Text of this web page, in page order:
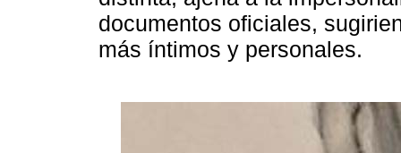
documentos oficiales,
más íntimos y personales.